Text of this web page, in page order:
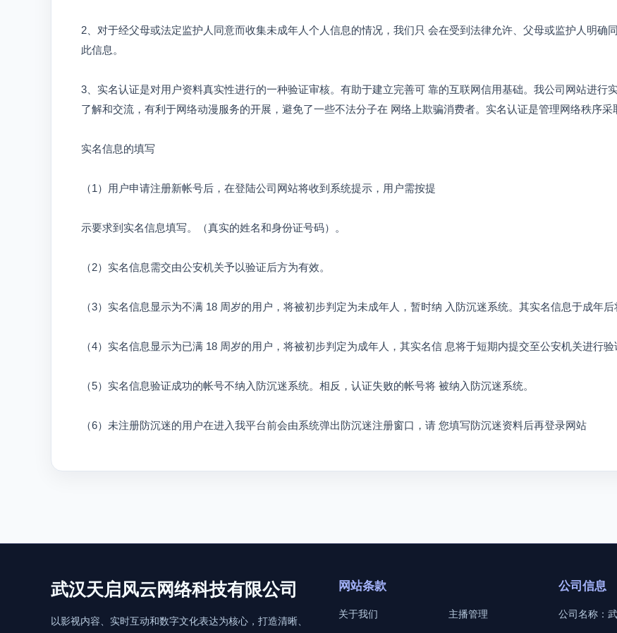
2、对于经父母或法定监护人同意而收集未成年人个人信息的情况，我们只 会在受到法律允许、父母或监护人明确
此信息。
3、实名认证是对用户资料真实性进行的一种验证审核。有助于建立完善可 靠的互联网信用基础。我公司网站进行
了解和交流，有利于网络动漫服务的开展，避免了一些不法分子在 网络上欺骗消费者。实名认证是管理网络秩序采
实名信息的填写
（1）用户申请注册新帐号后，在登陆公司网站将收到系统提示，用户需按提
示要求到实名信息填写。（真实的姓名和身份证号码）。
（2）实名信息需交由公安机关予以验证后方为有效。
（3）实名信息显示为不满 18 周岁的用户，将被初步判定为未成年人，暂时纳 入防沉迷系统。其实名信息于成年后
（4）实名信息显示为已满 18 周岁的用户，将被初步判定为成年人，其实名信 息将于短期内提交至公安机关进行验
（5）实名信息验证成功的帐号不纳入防沉迷系统。相反，认证失败的帐号将 被纳入防沉迷系统。
（6）未注册防沉迷的用户在进入我平台前会由系统弹出防沉迷注册窗口，请 您填写防沉迷资料后再登录网站
武汉天启风云网络科技有限公司
以影视内容、实时互动和数字文化表达为核心，打造清晰、
网站条款
关于我们 主播管理
公司信息
公司名称：